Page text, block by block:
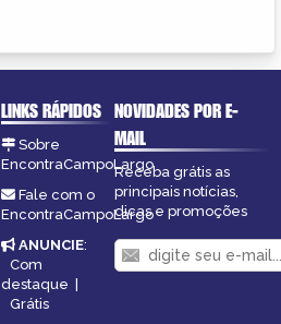
LINKS RÁPIDOS
Sobre
EncontraCampoLargo
Fale com o
EncontraCampoLargo
ANUNCIE:
Com
destaque
Grátis
NOVIDADES POR E-
MAIL
Receba grátis as
principais notícias,
dicas e promoções